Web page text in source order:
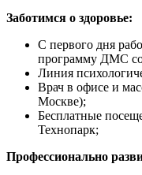
Заботимся о здоровье:
С первого дня
программу ДМС со
Линия
Врач в офисе и
Москве);
Бесплатные
Технопарк​​​​;
Профессионально